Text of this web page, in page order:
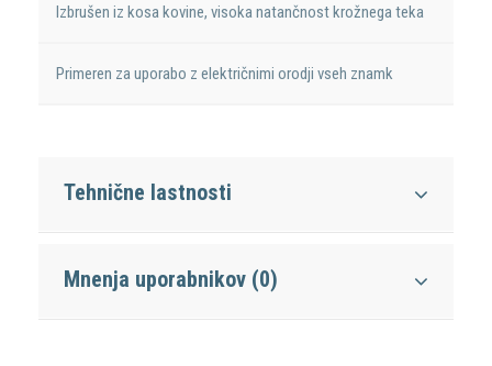
Izbrušen iz kosa kovine, visoka natančnost krožnega teka
Primeren za uporabo z električnimi orodji vseh znamk
Tehnične lastnosti
Mnenja uporabnikov (0)